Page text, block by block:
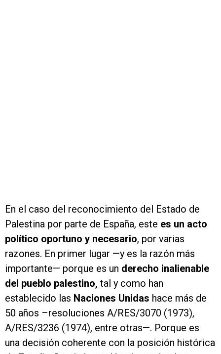
En el caso del reconocimiento del Estado de
Palestina por parte de España, este es un acto
político oportuno y necesario, por varias
razones. En primer lugar —y es la razón más
importante— porque es un derecho inalienable
del pueblo palestino, tal y como han
establecido las Naciones Unidas hace más de
50 años –resoluciones A/RES/3070 (1973),
A/RES/3236 (1974), entre otras—. Porque es
una decisión coherente con la posición histórica